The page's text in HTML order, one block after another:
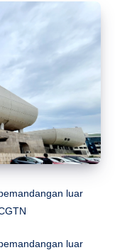
luar
luar